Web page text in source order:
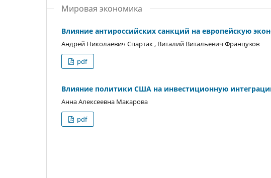
Мировая экономика
Влияние антироссийских санкций на европейскую
Андрей Николаевич Спартак , Виталий Витальевич Французов
pdf
Влияние политики США на инвестиционную
Анна Алексеевна Макарова
pdf